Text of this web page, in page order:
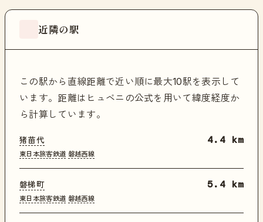
近隣の駅
この駅から直線距離で近い順に最大10駅を表示して
います。距離はヒュベニの公式を用いて緯度経度か
ら計算しています。
猪苗代
東日本旅客鉄道 磐越西線
4.4 km
磐梯町
東日本旅客鉄道 磐越西線
5.4 km